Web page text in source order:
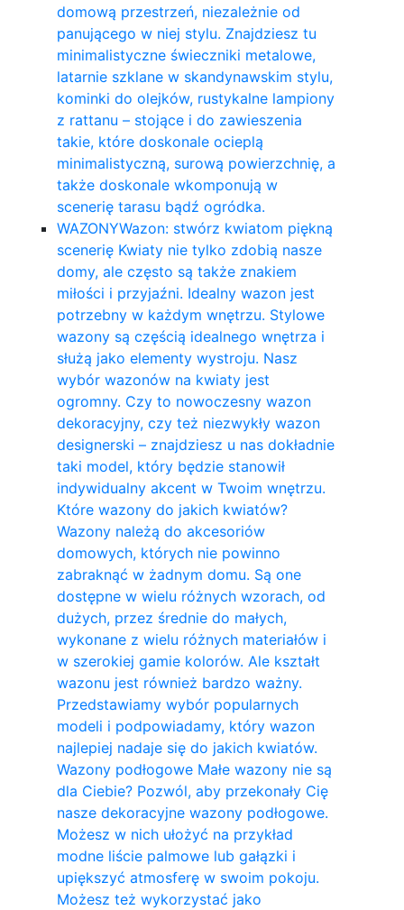
domową przestrzeń, niezależnie od
panującego w niej stylu. Znajdziesz tu
minimalistyczne świeczniki metalowe,
latarnie szklane w skandynawskim stylu,
kominki do olejków, rustykalne lampiony
z rattanu – stojące i do zawieszenia
takie, które doskonale ocieplą
minimalistyczną, surową powierzchnię, a
także doskonale wkomponują w
scenerię tarasu bądź ogródka.
WAZONYWazon: stwórz kwiatom piękną
scenerię Kwiaty nie tylko zdobią nasze
domy, ale często są także znakiem
miłości i przyjaźni. Idealny wazon jest
potrzebny w każdym wnętrzu. Stylowe
wazony są częścią idealnego wnętrza i
służą jako elementy wystroju. Nasz
wybór wazonów na kwiaty jest
ogromny. Czy to nowoczesny wazon
dekoracyjny, czy też niezwykły wazon
designerski – znajdziesz u nas dokładnie
taki model, który będzie stanowił
indywidualny akcent w Twoim wnętrzu.
Które wazony do jakich kwiatów?
Wazony należą do akcesoriów
domowych, których nie powinno
zabraknąć w żadnym domu. Są one
dostępne w wielu różnych wzorach, od
dużych, przez średnie do małych,
wykonane z wielu różnych materiałów i
w szerokiej gamie kolorów. Ale kształt
wazonu jest również bardzo ważny.
Przedstawiamy wybór popularnych
modeli i podpowiadamy, który wazon
najlepiej nadaje się do jakich kwiatów.
Wazony podłogowe Małe wazony nie są
dla Ciebie? Pozwól, aby przekonały Cię
nasze dekoracyjne wazony podłogowe.
Możesz w nich ułożyć na przykład
modne liście palmowe lub gałązki i
upiększyć atmosferę w swoim pokoju.
Możesz też wykorzystać jako